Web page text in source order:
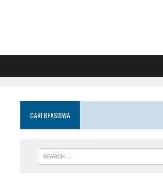
CARI BEASISWA